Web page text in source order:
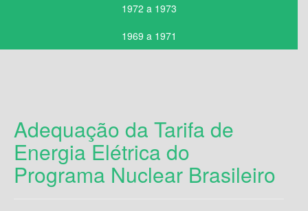
1972 a 1973
1969 a 1971
Adequação da Tarifa de
Energia Elétrica do
Programa Nuclear Brasileiro